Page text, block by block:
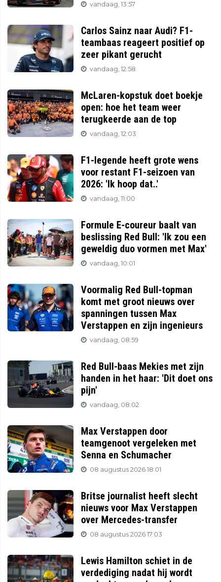
vandaag, 13:57
Carlos Sainz naar Audi? F1-
teambaas reageert positief op
zeer pikant gerucht
vandaag, 12:58
McLaren-kopstuk doet boekje
open: hoe het team weer
terugkeerde aan de top
vandaag, 12:03
F1-legende heeft grote wens
voor restant F1-seizoen van
2026: 'Ik hoop dat..'
vandaag, 11:00
Formule E-coureur baalt van
beslissing Red Bull: 'Ik zou een
geweldig duo vormen met Max'
vandaag, 10:01
Voormalig Red Bull-topman
komt met groot nieuws over
spanningen tussen Max
Verstappen en zijn ingenieurs
vandaag, 08:59
Red Bull-baas Mekies met zijn
handen in het haar: 'Dit doet ons
pijn'
vandaag, 08:02
Max Verstappen door
teamgenoot vergeleken met
Senna en Schumacher
08 augustus 2026 18:01
Britse journalist heeft slecht
nieuws voor Max Verstappen
over Mercedes-transfer
08 augustus 2026 17:03
Lewis Hamilton schiet in de
verdediging nadat hij wordt